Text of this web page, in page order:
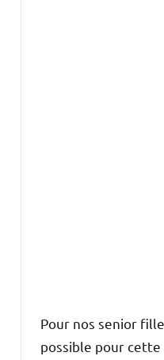
Pour nos senior
possible pour cette